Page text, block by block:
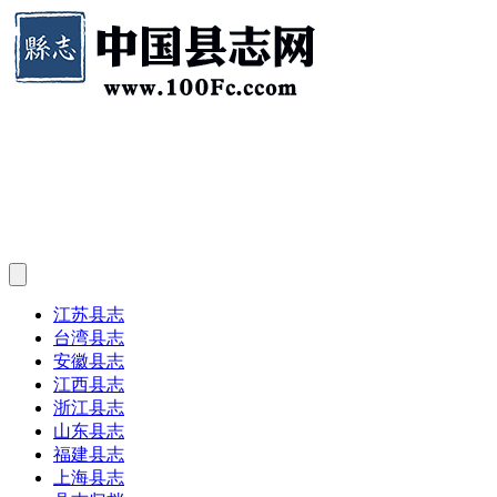
江苏县志
台湾县志
安徽县志
江西县志
浙江县志
山东县志
福建县志
上海县志